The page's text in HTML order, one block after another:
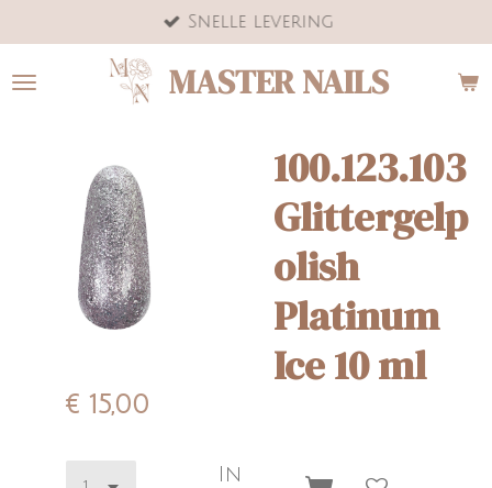
direct
naar
MASTER NAILS
Snelle levering
100.123.103
Glittergelp
olish
Platinum
Ice 10 ml
€ 15,00
In